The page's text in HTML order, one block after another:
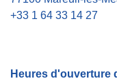
+33 1 64 33 14 27
Heures d'ouverture